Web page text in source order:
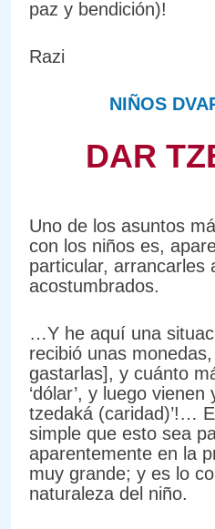
paz y bendición)!
Razi
NIÑOS
DAR
Uno de los asuntos
con los niños es,
particular, arrancarles
acostumbrados.
…Y he aquí una
recibió unas
gastarlas], y cuánto
‘dólar’, y luego vienen
tzedaká (caridad)’!…
simple que esto sea
aparentemente en la
muy grande; y es lo
naturaleza del niño.